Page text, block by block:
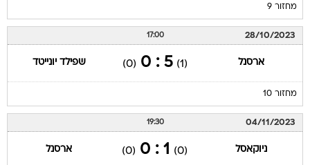
מחזור 9
28/10/2023
17:00
ארסנל (1)
5 : 0
(0) שפילד יונייטד
מחזור 10
04/11/2023
19:30
ניוקאסל (0)
1 : 0
(0) ארסנל